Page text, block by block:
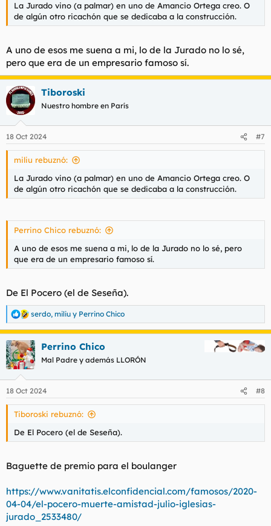
La Jurado vino (a palmar) en uno de Amancio Ortega creo. O
de algún otro ricachón que se dedicaba a la construcción.
A uno de esos me suena a mi, lo de la Jurado no lo sé,
pero que era de un empresario famoso sí.
Tiboroski
Nuestro hombre en París
18 Oct 2024 #7
miliu rebuznó:
La Jurado vino (a palmar) en uno de Amancio Ortega creo. O
de algún otro ricachón que se dedicaba a la construcción.
Perrino Chico rebuznó:
A uno de esos me suena a mi, lo de la Jurado no lo sé, pero
que era de un empresario famoso sí.
De El Pocero (el de Seseña).
R
e
a
c
c
i
e
s
serdo, miliu y Perrino Chico
Perrino Chico
Mal Padre y además LLORÓN
18 Oct 2024 #8
Tiboroski rebuznó:
De El Pocero (el de Seseña).
Baguette de premio para el boulanger
https://www.vanitatis.elconfidencial.com/famosos/2020-
04-04/el-pocero-muerte-amistad-julio-iglesias-
jurado_2533480/